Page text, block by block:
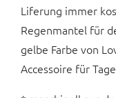
Liferung immer
Regenmantel für
gelbe Farbe von
Accessoire für